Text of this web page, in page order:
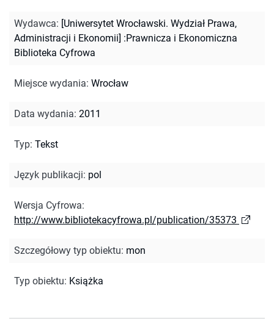
Wydawca: [Uniwersytet Wrocławski. Wydział Prawa,
Administracji i Ekonomii] :Prawnicza i Ekonomiczna
Biblioteka Cyfrowa
Miejsce wydania: Wrocław
Data wydania: 2011
Typ: Tekst
Język publikacji: pol
Wersja Cyfrowa:
http://www.bibliotekacyfrowa.pl/publication/35373
Szczegółowy typ obiektu: mon
Typ obiektu: Książka